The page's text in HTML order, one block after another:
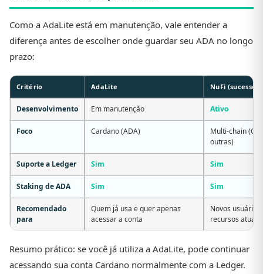
Como a AdaLite está em manutenção, vale entender a
diferença antes de escolher onde guardar seu ADA no longo
prazo:
Critério AdaLite NuFi
Desenvolvimento Em manutenção Ativo
Foco Cardano (ADA)
Multi-chain
outras)
Suporte a Ledger Sim Sim
Staking de ADA Sim Sim
Recomendado
para
Quem já usa e quer apenas
acessar a conta
Novos
recursos
Resumo prático: se você já utiliza a AdaLite, pode continuar
acessando sua conta Cardano normalmente com a Ledger.